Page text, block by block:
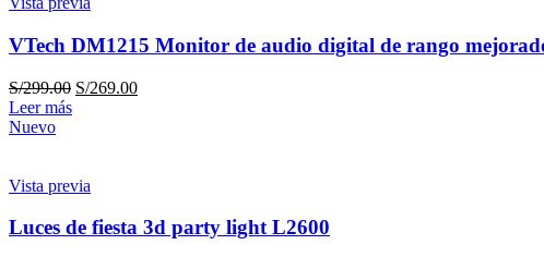
VTech DM1215 Monitor de audio digital de rango
S/299.00 S/269.00
Leer más
Nuevo
Vista previa
Luces de fiesta 3d party light L2600